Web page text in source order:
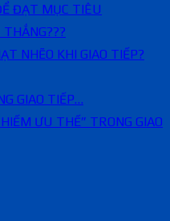
ĐẠT MỤC TIÊU
THẮNG???
NHẼO KHI GIAO TIẾP?
GIAO TIẾP…
ƯU THẾ” TRONG GIAO